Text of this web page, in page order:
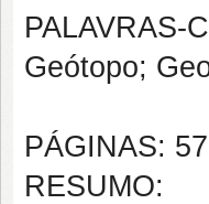
PALAVRAS-
Geótopo;
PÁGINAS: 57
RESUMO: